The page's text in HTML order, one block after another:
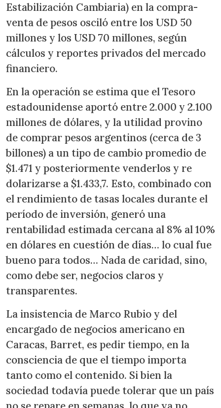
Estabilización Cambiaria) en la compra-
venta de pesos osciló entre los USD 50
millones y los USD 70 millones, según
cálculos y reportes privados del mercado
financiero.
En la operación se estima que el Tesoro
estadounidense aportó entre 2.000 y 2.100
millones de dólares, y la utilidad provino
de comprar pesos argentinos (cerca de 3
billones) a un tipo de cambio promedio de
$1.471 y posteriormente venderlos y re
dolarizarse a $1.433,7. Esto, combinado con
el rendimiento de tasas locales durante el
período de inversión, generó una
rentabilidad estimada cercana al 8% al 10%
en dólares en cuestión de días… lo cual fue
bueno para todos… Nada de caridad, sino,
como debe ser, negocios claros y
transparentes.
La insistencia de Marco Rubio y del
encargado de negocios americano en
Caracas, Barret, es pedir tiempo, en la
consciencia de que el tiempo importa
tanto como el contenido. Si bien la
sociedad todavía puede tolerar que un país